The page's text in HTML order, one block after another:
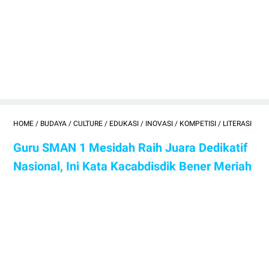
HOME / BUDAYA / CULTURE / EDUKASI / INOVASI / KOMPETISI / LITERASI
Guru SMAN 1 Mesidah Raih Juara Dedikatif
Nasional, Ini Kata Kacabdisdik Bener Meriah